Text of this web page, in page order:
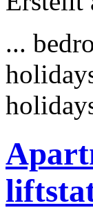
...
holiday
holiday